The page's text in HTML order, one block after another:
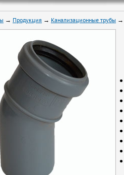
→ Продукция → Канализационные трубы →